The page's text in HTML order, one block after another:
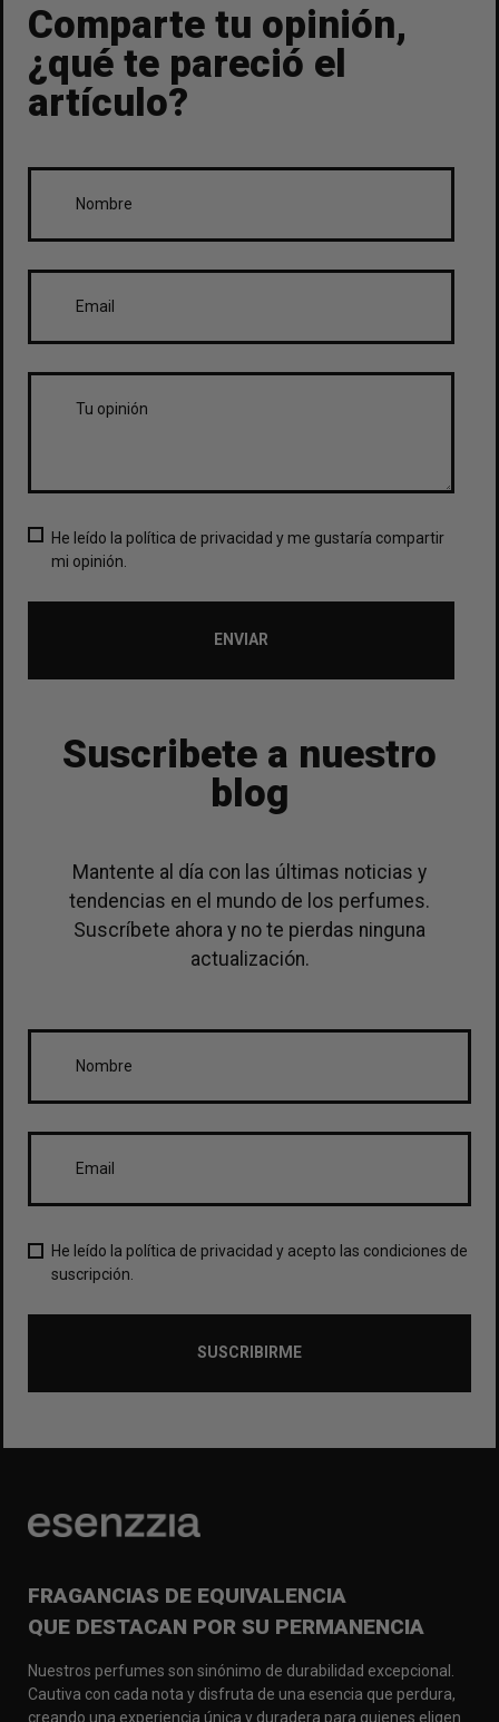
Comparte tu opinión,
¿qué te pareció el
artículo?
He leído la política de privacidad y me gustaría compartir
mi opinión.
ENVIAR
Suscribete a nuestro
blog
Mantente al día con las últimas noticias y
tendencias en el mundo de los perfumes.
Suscríbete ahora y no te pierdas ninguna
actualización.
He leído la política de privacidad y acepto las condiciones de
suscripción.
SUSCRIBIRME
FRAGANCIAS DE EQUIVALENCIA
QUE DESTACAN POR SU PERMANENCIA
Nuestros perfumes son sinónimo de durabilidad excepcional.
Cautiva con cada nota y disfruta de una esencia que perdura,
creando una experiencia única y duradera para quienes eligen